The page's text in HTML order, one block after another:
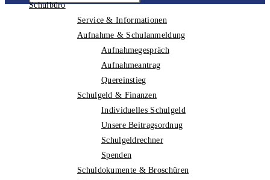
Schulbüro
Service & Informationen
Aufnahme & Schulanmeldung
Aufnahmegespräch
Aufnahmeantrag
Quereinstieg
Schulgeld & Finanzen
Individuelles Schulgeld
Unsere Beitragsordnug
Schulgeldrechner
Spenden
Schuldokumente & Broschüren